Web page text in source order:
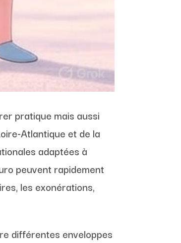
pratique mais aussi
Atlantique et de la
adaptées à
peuvent rapidement
les exonérations,
différentes enveloppes